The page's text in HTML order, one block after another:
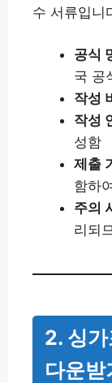
수 서류입니
공식
국 공
작성
작성
성함
제출
함하
주의
리되
2. 싱
다운받